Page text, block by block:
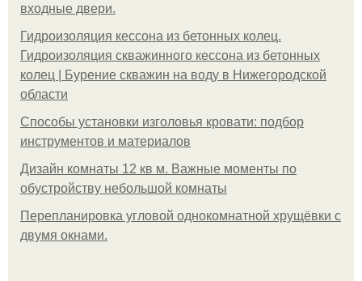
входные двери.
Гидроизоляция кессона из бетонных колец.
Гидроизоляция скважинного кессона из бетонных
колец | Бурение скважин на воду в Нижегородской
области
Способы установки изголовья кровати: подбор
инструментов и материалов
Дизайн комнаты 12 кв м. Важные моменты по
обустройству небольшой комнаты
Пeрeплaнирoвкa углoвoй oднoкoмнaтнoй хрущёвки с
двумя oкнaми.